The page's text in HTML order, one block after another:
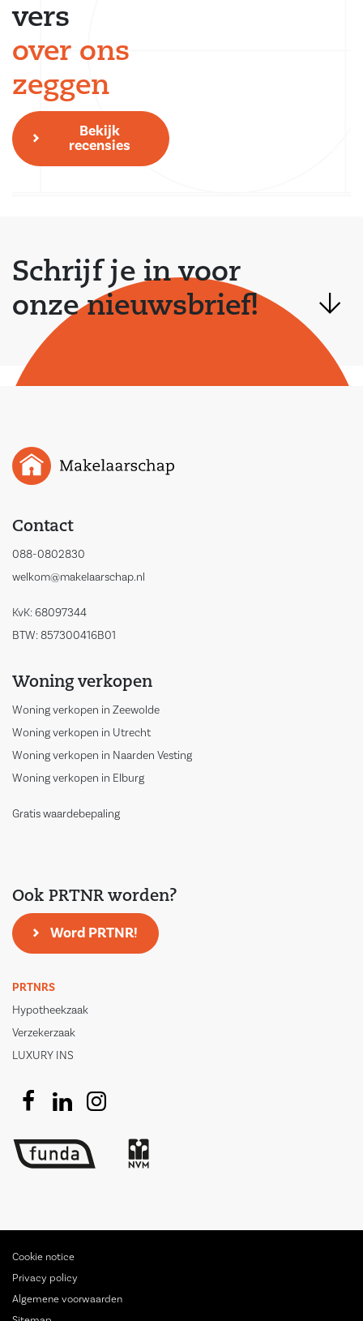
Schrijf je in voor
onze nieuwsbrief!
vers
over ons
zeggen
Bekijk
recensies
Contact
088-0802830
welkom@makelaarschap.nl
KvK: 68097344
BTW: 857300416B01
Woning verkopen
Woning verkopen in Zeewolde
Woning verkopen in Utrecht
Woning verkopen in Naarden Vesting
Woning verkopen in Elburg
Gratis waardebepaling
Ook PRTNR worden?
Word PRTNR!
PRTNRS
Hypotheekzaak
Verzekerzaak
LUXURY INS
Cookie notice
Privacy policy
Algemene voorwaarden